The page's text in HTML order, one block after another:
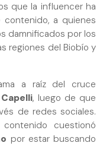
que la influencer ha
a quienes
damnificados por los
regiones del Biobío y
a raíz del cruce
, luego de que
de redes sociales.
cuestionó
por estar buscando